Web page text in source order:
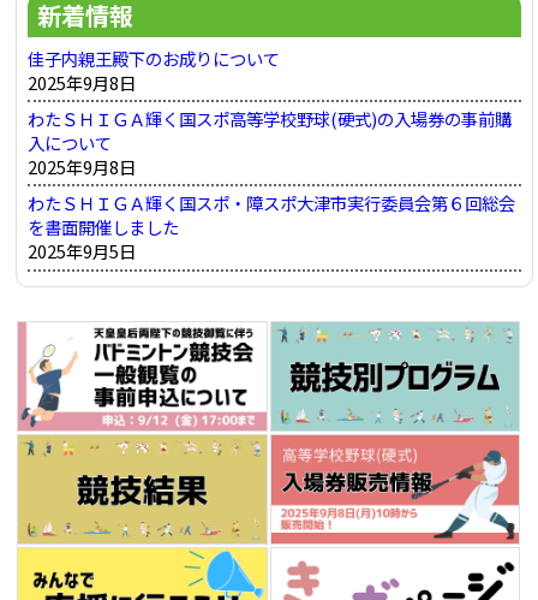
新着情報
佳子内親王殿下のお成りについて
2025年9月8日
わたＳＨＩＧＡ輝く国スポ高等学校野球(硬式)の入場券の事前購
入について
2025年9月8日
わたＳＨＩＧＡ輝く国スポ・障スポ大津市実行委員会第６回総会
を書面開催しました
2025年9月5日